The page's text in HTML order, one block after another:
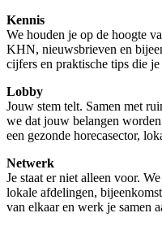
Kennis
We houden je op de hoogte
KHN, nieuwsbrieven en
cijfers en praktische tips die
Lobby
Jouw stem telt. Samen met
we dat jouw belangen
een gezonde horecasector,
Netwerk
Je staat er niet alleen voor.
lokale afdelingen,
van elkaar en werk je samen